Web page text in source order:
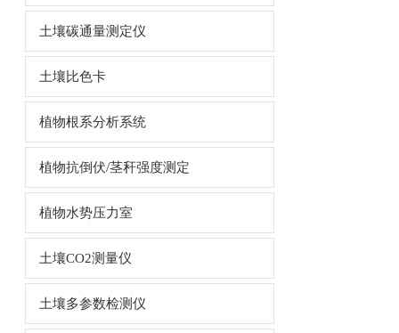
土壤碳通量测定仪
土壤比色卡
植物根系分析系统
植物抗倒伏/茎秆强度测定
植物水势压力室
土壤CO2测量仪
土壤多参数检测仪